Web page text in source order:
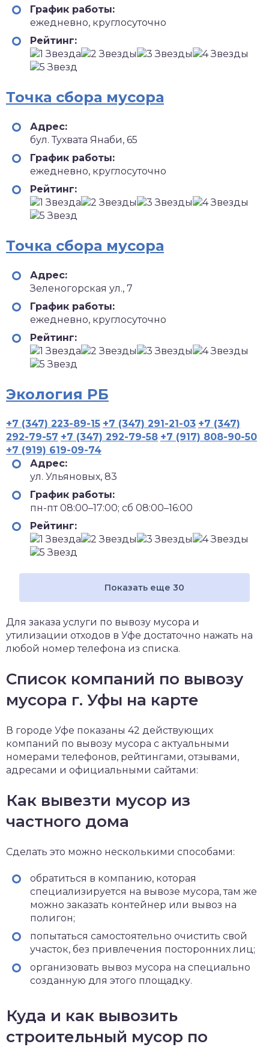
График работы:
ежедневно, круглосуточно
Рейтинг:
Точка сбора мусора
Адрес:
бул. Тухвата Янаби, 65
График работы:
ежедневно, круглосуточно
Рейтинг:
Точка сбора мусора
Адрес:
Зеленогорская ул., 7
График работы:
ежедневно, круглосуточно
Рейтинг:
Экология РБ
+7 (347) 223-89-15 +7 (347) 291-21-03 +7 (347)
292-79-57 +7 (347) 292-79-58 +7 (917) 808-90-50
+7 (919) 619-09-74
Адрес:
ул. Ульяновых, 83
График работы:
пн-пт 08:00–17:00; сб 08:00–16:00
Рейтинг:
Показать еще 30
Для заказа услуги по вывозу мусора и
утилизации отходов в Уфе достаточно нажать на
любой номер телефона из списка.
Список компаний по вывозу
мусора г. Уфы на карте
В городе Уфе показаны 42 действующих
компаний по вывозу мусора с актуальными
номерами телефонов, рейтингами, отзывами,
адресами и официальными сайтами:
Как вывезти мусор из
частного дома
Сделать это можно несколькими способами:
обратиться в компанию, которая
специализируется на вывозе мусора, там же
можно заказать контейнер или вывоз на
полигон;
попытаться самостоятельно очистить свой
участок, без привлечения посторонних лиц;
организовать вывоз мусора на специально
созданную для этого площадку.
Куда и как вывозить
строительный мусор по